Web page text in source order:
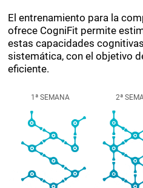
El entrenamiento para la
ofrece CogniFit permite
estas capacidades
sistemática, con el objetivo
eficiente.
1ª SEMANA 2ª